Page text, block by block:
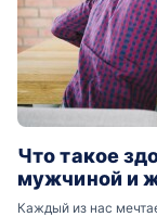
Что такое
мужчиной и
Каждый из нас